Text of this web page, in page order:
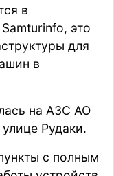
в
это
для
в
на АЗС АО
Рудаки.
с полным